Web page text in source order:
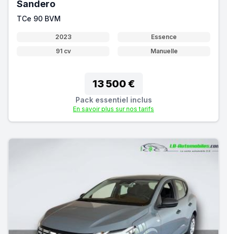
Sandero
TCe 90 BVM
2023
Essence
91 cv
Manuelle
13 500 €
Pack essentiel inclus
En savoir plus sur nos tarifs